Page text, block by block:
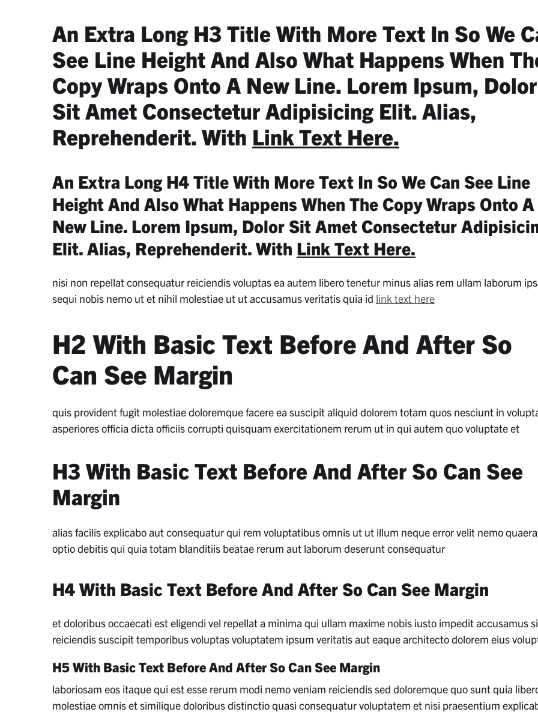
An Extra Long H3 Title With More Text In So We
See Line Height And Also What Happens When
Copy Wraps Onto A New Line. Lorem Ipsum, Dolor
Sit Amet Consectetur Adipisicing Elit. Alias,
Reprehenderit. With Link Text Here.
An Extra Long H4 Title With More Text In So We Can See Line
Height And Also What Happens When The Copy Wraps Onto A
New Line. Lorem Ipsum, Dolor Sit Amet Consectetur
Elit. Alias, Reprehenderit. With Link Text Here.
nisi non repellat consequatur reiciendis voluptas ea autem libero tenetur minus alias rem ullam laborum
sequi nobis nemo ut et nihil molestiae ut ut accusamus veritatis quia id link text here
H2 With Basic Text Before And After So
Can See Margin
quis provident fugit molestiae doloremque facere ea suscipit aliquid dolorem totam quos nesciunt in
asperiores officia dicta officiis corrupti quisquam exercitationem rerum ut in qui autem quo voluptate et
H3 With Basic Text Before And After So Can See
Margin
alias facilis explicabo aut consequatur qui rem voluptatibus omnis ut ut illum neque error velit nemo
optio debitis qui quia totam blanditiis beatae rerum aut laborum deserunt consequatur
H4 With Basic Text Before And After So Can See Margin
et doloribus occaecati est eligendi vel repellat a minima qui ullam maxime nobis iusto impedit accusamus
reiciendis suscipit temporibus voluptas voluptatem ipsum veritatis aut eaque architecto dolorem eius
H5 With Basic Text Before And After So Can See Margin
laboriosam eos itaque qui est esse rerum modi nemo veniam reiciendis sed doloremque quo sunt quia
molestiae omnis et similique doloribus distinctio quasi consequatur voluptatem et nisi praesentium